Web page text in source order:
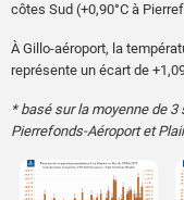
côtes Sud (+0,90°C à
À Gillo-aéroport, la
représente un écart de
* basé sur la moyenne de
Pierrefonds-Aéroport et